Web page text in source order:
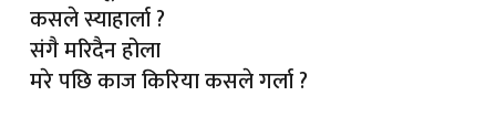
कसले स्याहार्ला ?
संगै मरिदैन होला
मरे पछि काज किरिया कसले गर्ला ?